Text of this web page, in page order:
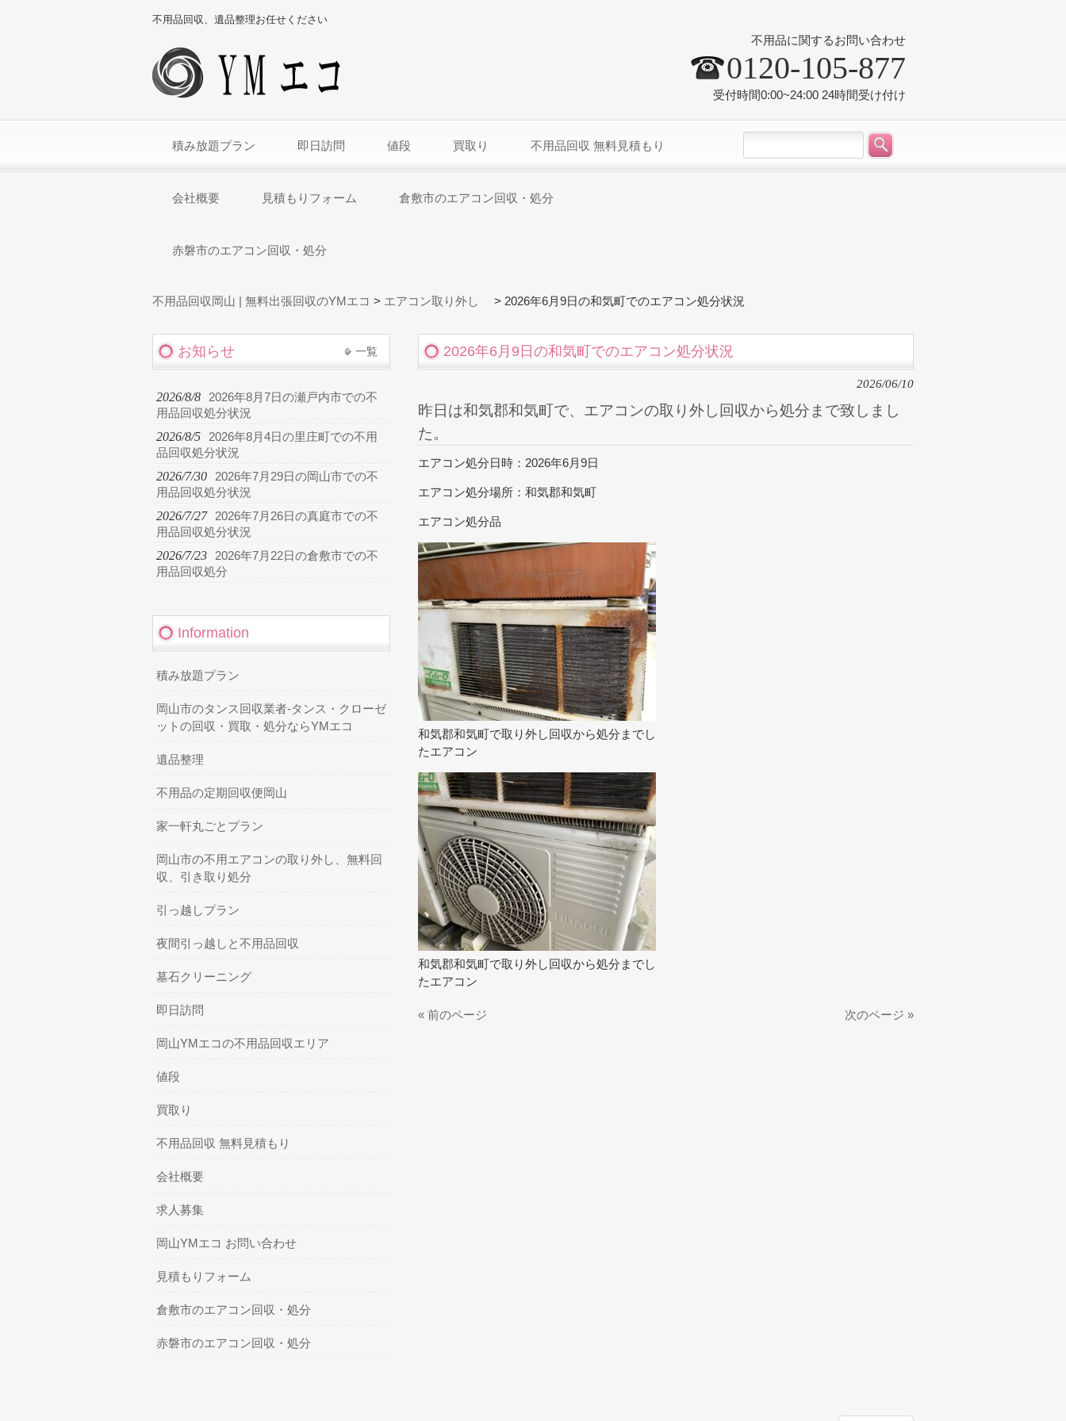
不用品回収、遺品整理お任せください
不用品に関するお問い合わせ
0120-105-877
受付時間0:00~24:00 24時間受け付け
積み放題プラン 即日訪問 値段 買取り 不用品回収 無料見積もり
会社概要 見積もりフォーム 倉敷市のエアコン回収・処分
赤磐市のエアコン回収・処分
不用品回収岡山 | 無料出張回収のYMエコ > エアコン取り外し > 2026年6月9日の和気町でのエアコン処分状況
2026年6月9日の和気町でのエアコン処分状況
2026/06/10
昨日は和気郡和気町で、エアコンの取り外し回収から処分まで致しまし
た。
エアコン処分日時：2026年6月9日
エアコン処分場所：和気郡和気町
エアコン処分品
和気郡和気町で取り外し回収から処分までし
たエアコン
和気郡和気町で取り外し回収から処分までし
たエアコン
« 前のページ 次のページ »
お知らせ 一覧
2026/8/8
2026年8月7日の瀬戸内市での不
用品回収処分状況
2026/8/5
2026年8月4日の里庄町での不用
品回収処分状況
2026/7/30
2026年7月29日の岡山市での不
用品回収処分状況
2026/7/27
2026年7月26日の真庭市での不
用品回収処分状況
2026/7/23
2026年7月22日の倉敷市での不
用品回収処分
Information
積み放題プラン
岡山市のタンス回収業者-タンス・クローゼ
ットの回収・買取・処分ならYMエコ
遺品整理
不用品の定期回収便岡山
家一軒丸ごとプラン
岡山市の不用エアコンの取り外し、無料回
収、引き取り処分
引っ越しプラン
夜間引っ越しと不用品回収
墓石クリーニング
即日訪問
岡山YMエコの不用品回収エリア
値段
買取り
不用品回収 無料見積もり
会社概要
求人募集
岡山YMエコ お問い合わせ
見積もりフォーム
倉敷市のエアコン回収・処分
赤磐市のエアコン回収・処分